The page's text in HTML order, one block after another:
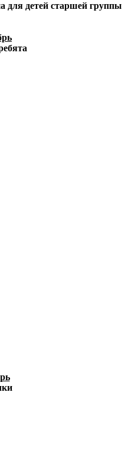
для детей старшей группы